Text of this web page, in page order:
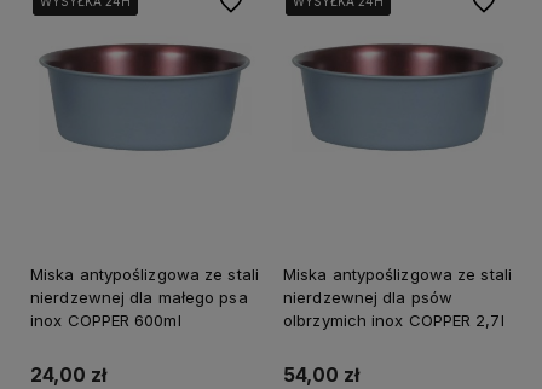
Miska antypoślizgowa ze stali
nierdzewnej dla małego psa
inox COPPER 600ml
24,00 zł
Miska antypoślizgowa ze stali
nierdzewnej dla psów
olbrzymich inox COPPER 2,7l
54,00 zł